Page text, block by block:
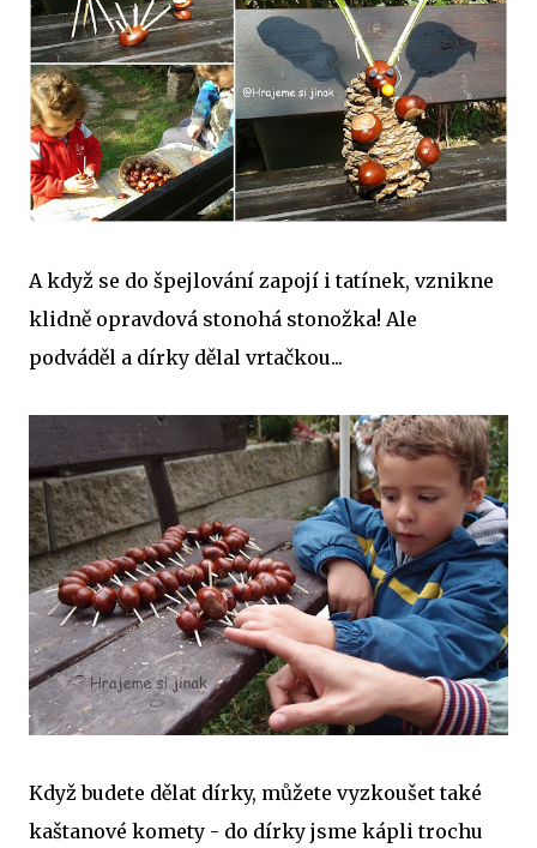
A když se do špejlování zapojí i tatínek, vznikne
klidně opravdová stonohá stonožka! Ale
podváděl a dírky dělal vrtačkou...
Když budete dělat dírky, můžete vyzkoušet také
kaštanové komety - do dírky jsme kápli trochu